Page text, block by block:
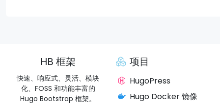
HB 框架
快速、响应式、灵活、模块
化、FOSS 和功能丰富的
Hugo Bootstrap 框架。
项目
HugoPress
Hugo Docker 镜像